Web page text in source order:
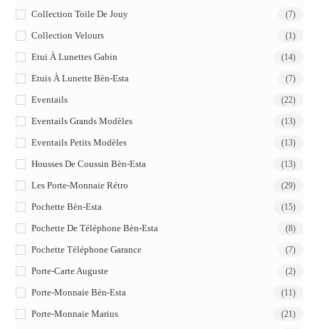
Collection Toile De Jouy (7)
Collection Velours (1)
Etui À Lunettes Gabin (14)
Etuis À Lunette Bèn-Esta (7)
Eventails (22)
Eventails Grands Modèles (13)
Eventails Petits Modèles (13)
Housses De Coussin Bèn-Esta (13)
Les Porte-Monnaie Rétro (29)
Pochette Bèn-Esta (15)
Pochette De Téléphone Bèn-Esta (8)
Pochette Téléphone Garance (7)
Porte-Carte Auguste (2)
Porte-Monnaie Bèn-Esta (11)
Porte-Monnaie Marius (21)